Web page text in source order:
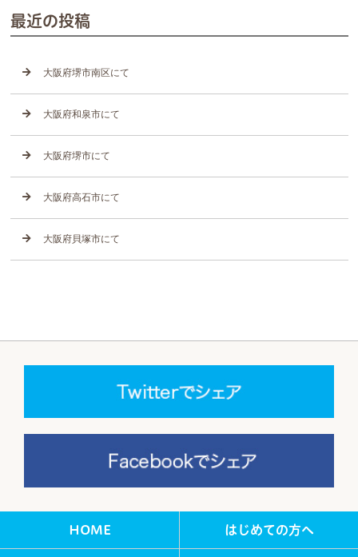
最近の投稿
大阪府堺市南区にて
大阪府和泉市にて
大阪府堺市にて
大阪府高石市にて
大阪府貝塚市にて
HOME はじめての方へ